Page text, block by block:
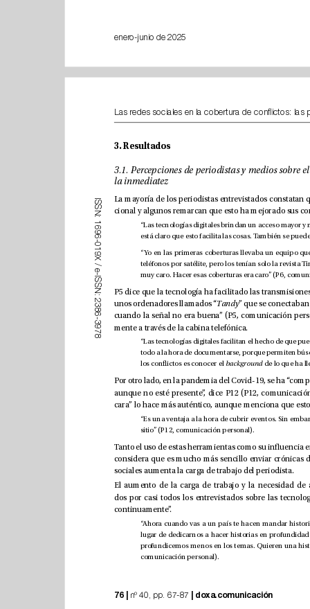
enero-junio de 2025
I
S
S
N
:
1
6
9
6
-
0
1
9
X
/
e
-
I
S
S
N
:
2
3
8
6
-
3
9
7
8
doxa.comunicación
3. Resultados
la inmediatez
unos ordenadores llamados “ Tandy
mente a través de la cabina telefónica.
los conictos es conocer el background
sitio” (P12, comunicación personal).
sociales aumenta la carga de trabajo del periodista.
continuamente”.
comunicación personal).